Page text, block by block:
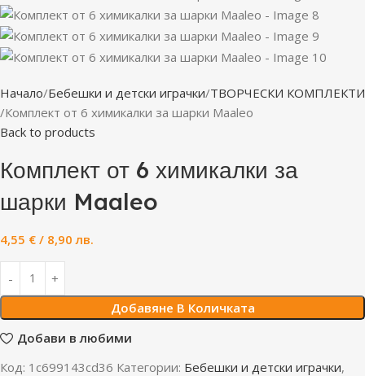
Начало Бебешки и детски играчки ТВОРЧЕСКИ КОМПЛЕКТИ
Комплект от 6 химикалки за шарки Maaleo
Back to products
Комплект от 6 химикалки за
шарки Maaleo
4,55 € / 8,90 лв.
Добавяне В Количката
Добави в любими
Код: 1c699143cd36 Категории: Бебешки и детски играчки,